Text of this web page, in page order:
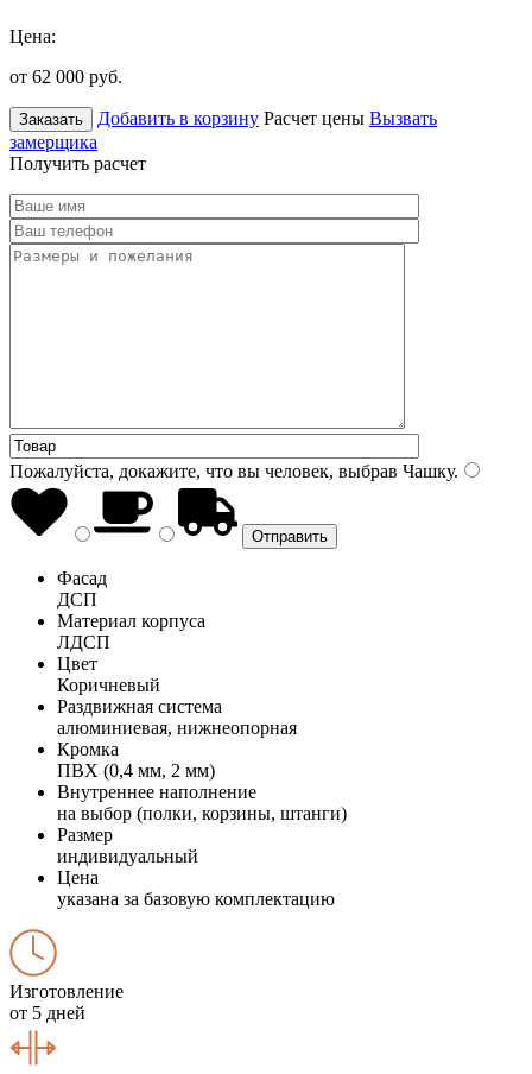
Цена:
от 62 000 руб.
Заказать Добавить в корзину Расчет цены Вызвать
замерщика
Получить расчет
Пожалуйста, докажите, что вы человек, выбрав Чашку.
Фасад
ДСП
Материал корпуса
ЛДСП
Цвет
Коричневый
Раздвижная система
алюминиевая, нижнеопорная
Кромка
ПВХ (0,4 мм, 2 мм)
Внутреннее наполнение
на выбор (полки, корзины, штанги)
Размер
индивидуальный
Цена
указана за базовую комплектацию
Изготовление
от 5 дней